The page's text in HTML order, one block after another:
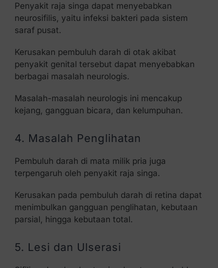
Penyakit raja singa dapat menyebabkan
neurosifilis, yaitu infeksi bakteri pada sistem
saraf pusat.
Kerusakan pembuluh darah di otak akibat
penyakit genital tersebut dapat menyebabkan
berbagai masalah neurologis.
Masalah-masalah neurologis ini mencakup
kejang, gangguan bicara, dan kelumpuhan.
4. Masalah Penglihatan
Pembuluh darah di mata milik pria juga
terpengaruh oleh penyakit raja singa.
Kerusakan pada pembuluh darah di retina dapat
menimbulkan gangguan penglihatan, kebutaan
parsial, hingga kebutaan total.
5. Lesi dan Ulserasi